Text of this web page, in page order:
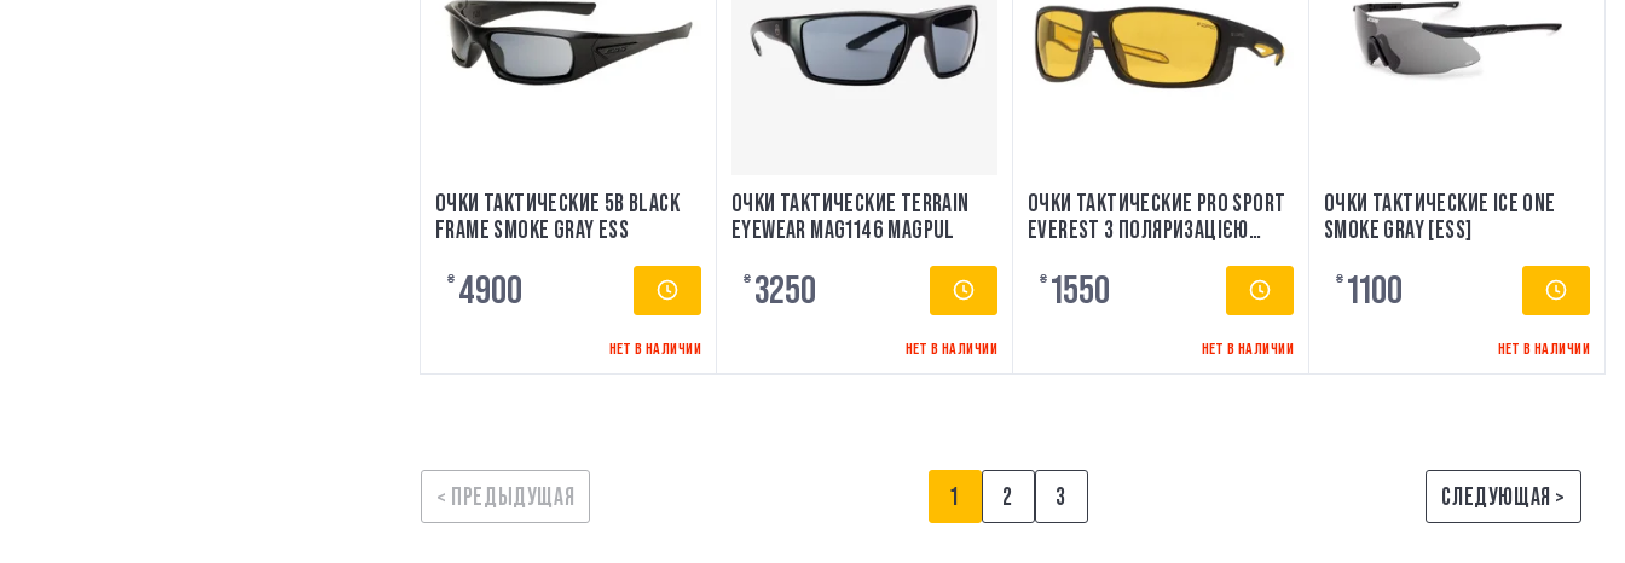
ОЧКИ ТАКТИЧЕСКИЕ 5B BLACK
FRAME SMOKE GRAY ESS
₴ 4900
НЕТ В НАЛИЧИИ
ОЧКИ ТАКТИЧЕСКИЕ TERRAIN
EYEWEAR MAG1146 MAGPUL
₴ 3250
НЕТ В НАЛИЧИИ
ОЧКИ ТАКТИЧЕСКИЕ PRO SPORT
EVEREST З ПОЛЯРИЗАЦІЄЮ
₴ 1550
НЕТ В НАЛИЧИИ
ОЧКИ ТАКТИЧЕСКИЕ ICE ONE
SMOKE GRAY [ESS]
₴ 1100
НЕТ В НАЛИЧИИ
< ПРЕДЫДУЩАЯ 1 2 3 СЛЕДУЮЩАЯ >